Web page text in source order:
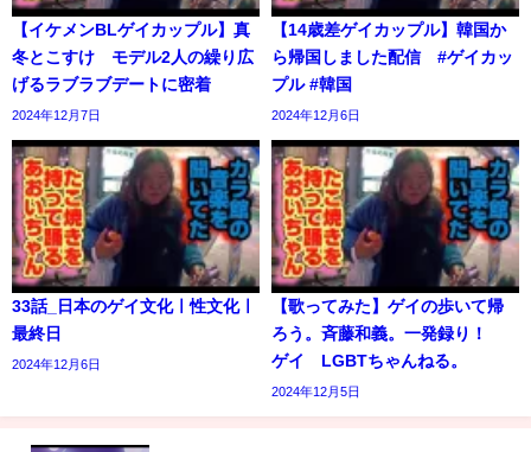
【イケメンBLゲイカップル】真
冬とこすけ モデル2人の繰り広
げるラブラブデートに密着
2024年12月7日
【14歳差ゲイカップル】韓国か
ら帰国しました配信 #ゲイカッ
プル #韓国
2024年12月6日
33話_日本のゲイ文化ㅣ性文化ㅣ
最終日
2024年12月6日
【歌ってみた】ゲイの歩いて帰
ろう。斉藤和義。一発録り！
ゲイ LGBTちゃんねる。
2024年12月5日